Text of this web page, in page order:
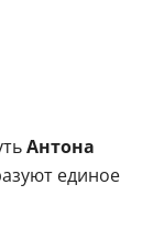
Антона
единое